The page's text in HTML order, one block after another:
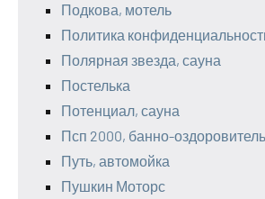
Подкова, мотель
Политика
Полярная звезда, сауна
Постелька
Потенциал, сауна
Псп 2000, банно-
Путь, автомойка
Пушкин Моторс